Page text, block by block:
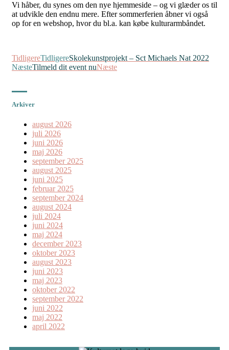
Vi håber, du synes om den nye hjemmeside – og vi glæder os til
at udvikle den endnu mere. Efter sommerferien åbner vi også
op for en webshop, hvor du bl.a. kan købe kulturarmbåndet.
TidligereTidligereSkolekunstprojekt – Sct Michaels Nat 2022
NæsteTilmeld dit event nuNæste
Arkiver
august 2026
juli 2026
juni 2026
maj 2026
september 2025
august 2025
juni 2025
februar 2025
september 2024
august 2024
juli 2024
juni 2024
maj 2024
december 2023
oktober 2023
august 2023
juni 2023
maj 2023
oktober 2022
september 2022
juni 2022
maj 2022
april 2022